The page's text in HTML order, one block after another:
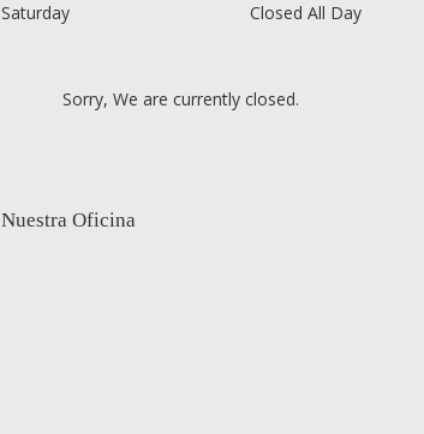
Saturday
Closed All Day
Sorry, We are currently closed.
Nuestra Oficina